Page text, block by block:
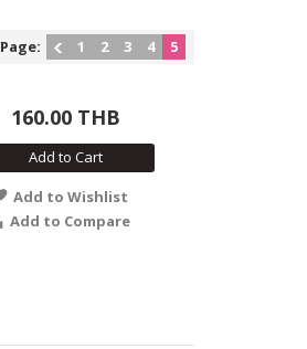
Page: 1 2 3 4 5
160.00 THB
Add to Cart
Add to Wishlist
Add to Compare